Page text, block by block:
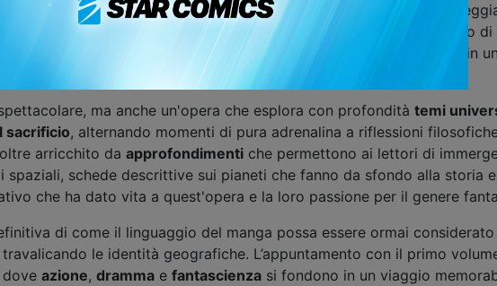
risveglio della creatura; ma in un universo dove le risorse
a sfruttare i buchi neri in segreto, sfidando le autorità e rischiando di
il Kraken in un dio, venerandolo e pregando per la propria vita in
ma anche un'opera che esplora con profondità temi
sacrificio, alternando momenti di pura adrenalina a riflessioni
arricchito da approfondimenti che permettono ai lettori di
schede descrittive sui pianeti che fanno da sfondo alla storia
che ha dato vita a quest'opera e la loro passione per il genere
di come il linguaggio del manga possa essere ormai
le identità geografiche. L’appuntamento con il primo
dove azione, dramma e fantascienza si fondono in un viaggio